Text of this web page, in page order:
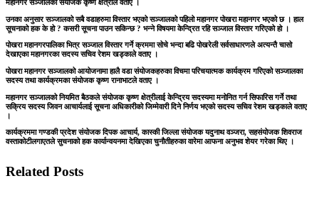
महानगर सञ्जालका संयोजक कृष्ण क्षेत्रीले वताए ।
उनका अनुसार सञ्जालको सबै वडाहरुमा विस्तार भएको सञ्जालको पहिलो महानगर पोखरा महानगर भएको छ । हाल
सूचनाको हक के हो ? कसरी सूचना पाउन सकिन्छ ? भन्ने विषयमा केन्द्रित रहि सञ्जाल विस्तार गरिएको हो ।
पोखरा महानगरपालिका भित्र सञ्जाल विस्तार गर्ने क्रममा सोचे भन्दा बढि पोखरेली सर्वसाधारणले अत्यन्तै चासो
देखाएका महानगरका सदस्य सचिव रेशम खड्काले वताए ।
पोखरा महानगर सञ्जालको आयोजनामा हालै वडा संयोजकहरुका विचमा परिचयात्मक कार्यक्रम गरिएको सञ्जालका
सदस्य तथा कार्यक्रमका संयोजक कृष्ण रानाभाटले वताए ।
महानगर सञ्जालको नियमित बैठकले संयोजक कृष्ण क्षेत्रीलाई केन्द्रिय सदस्यमा मनोनित गर्न सिफारिस गर्ने तथा
सक्रिय सदस्य जिवन आचार्यलाई सूचना अधिकारीको जिम्मेवारी दिने निर्णय भएको सदस्य सचिव रेशम खड्काले वताए
।
कार्यक्रममा गण्डकी प्रदेश संयोजक दिपक आचार्य, कास्की जिल्ला संयोजक यदुनाथ वञ्जरा, सहसंयोजक शिवराज
वस्ताकोटीलगाएतले सुचनाको हक कार्यान्वयनमा देखिएका चुनौतीहरुका वारेमा आफना अनुभव शेयर गरेका थिए ।
Related Posts